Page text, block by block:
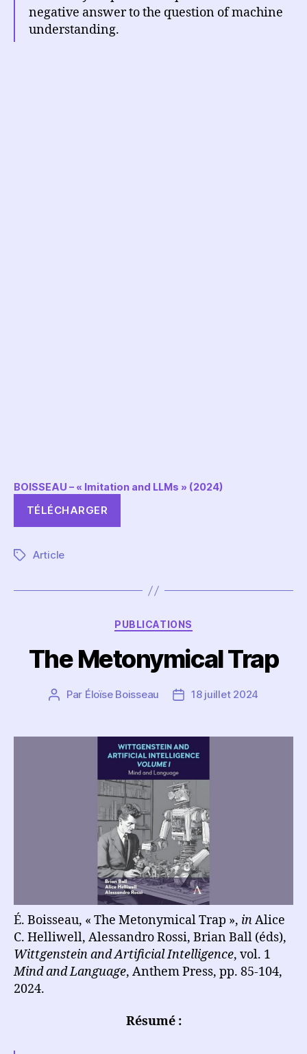
negative answer to the question of machine
understanding.
BOISSEAU – « Imitation and LLMs » (2024)
TÉLÉCHARGER
Étiquettes
Article
Catégories
PUBLICATIONS
The Metonymical Trap
Auteur
Par Éloïse Boisseau
Date18 juillet 2024
É. Boisseau, « The Metonymical Trap », inAlice
C. Helliwell, Alessandro Rossi, Brian Ball (éds),
Wittgenstein and Artificial Intelligence, vol. 1
Mind and Language, Anthem Press, pp. 85-104,
2024.
Résumé :